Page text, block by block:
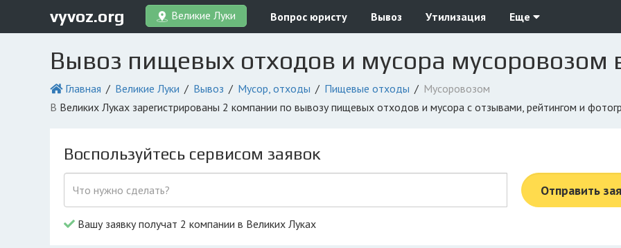
vyvoz.org Великие Луки Вопрос юристу Вывоз Утилизация Еще
Вывоз пищевых отходов и мусора мусоровозом
Главная Великие Луки Вывоз Мусор, отходы Пищевые отходы
Мусоровозом
в Великих Луках зарегистрированы 2 компании по вывозу пищевых отходов и мусора с отзывами, рейтингом и
Воспользуйтесь сервисом заявок
Отправить
Вашу заявку получат 2 компании в Великих Луках